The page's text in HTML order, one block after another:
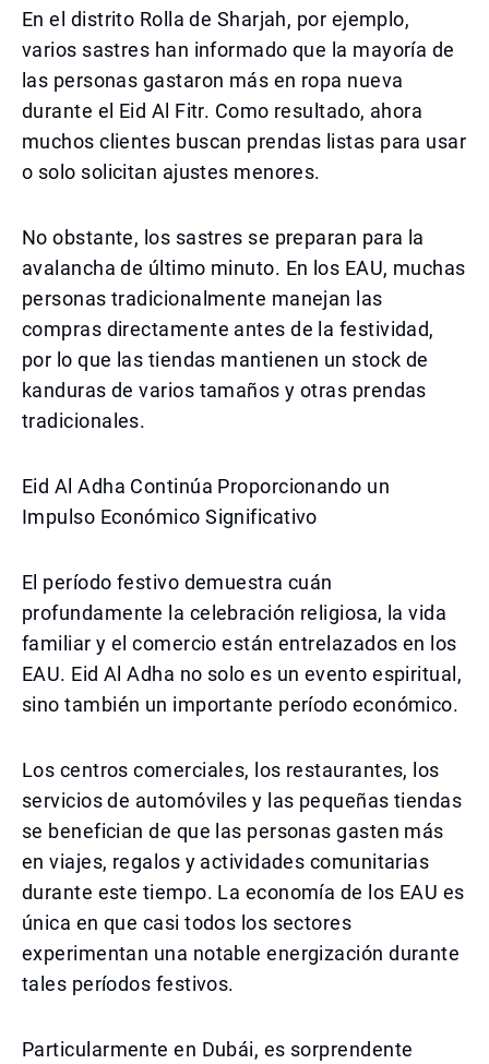
En el distrito Rolla de Sharjah, por ejemplo,
varios sastres han informado que la mayoría de
las personas gastaron más en ropa nueva
durante el Eid Al Fitr. Como resultado, ahora
muchos clientes buscan prendas listas para usar
o solo solicitan ajustes menores.
No obstante, los sastres se preparan para la
avalancha de último minuto. En los EAU, muchas
personas tradicionalmente manejan las
compras directamente antes de la festividad,
por lo que las tiendas mantienen un stock de
kanduras de varios tamaños y otras prendas
tradicionales.
Eid Al Adha Continúa Proporcionando un
Impulso Económico Significativo
El período festivo demuestra cuán
profundamente la celebración religiosa, la vida
familiar y el comercio están entrelazados en los
EAU. Eid Al Adha no solo es un evento espiritual,
sino también un importante período económico.
Los centros comerciales, los restaurantes, los
servicios de automóviles y las pequeñas tiendas
se benefician de que las personas gasten más
en viajes, regalos y actividades comunitarias
durante este tiempo. La economía de los EAU es
única en que casi todos los sectores
experimentan una notable energización durante
tales períodos festivos.
Particularmente en Dubái, es sorprendente